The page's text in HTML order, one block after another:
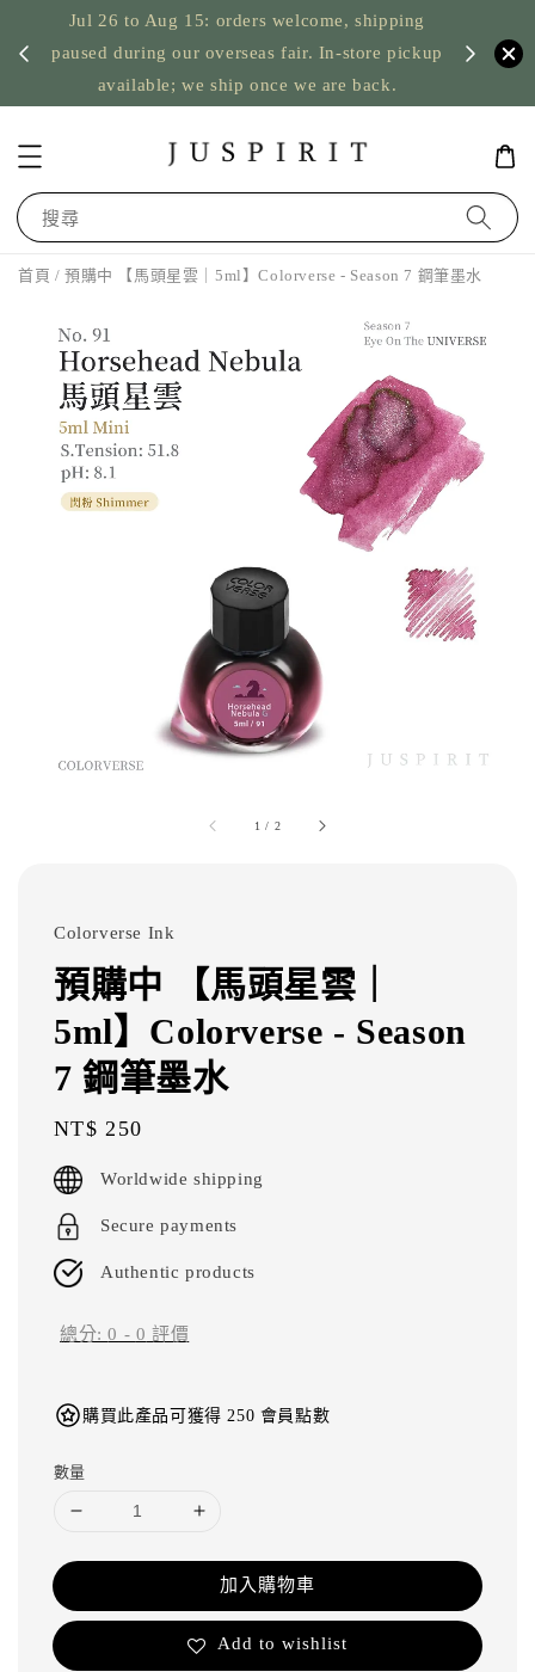
Jul 26 to Aug 15: orders welcome, shipping
paused during our overseas fair. In-store pickup
available; we ship once we are back.
US
搜尋
首頁 / 預購中 【馬頭星雲｜5ml】Colorverse - Season 7 鋼筆墨水
1 / 2
Colorverse Ink
預購中 【馬頭星雲｜
5ml】Colorverse - Season
7 鋼筆墨水
Regular
price
NT$ 250
Worldwide shipping
Secure payments
Authentic products
總分:0 - 0 評價
購買此產品可獲得 250 會員點數
數量
加入購物車
Add to wishlist